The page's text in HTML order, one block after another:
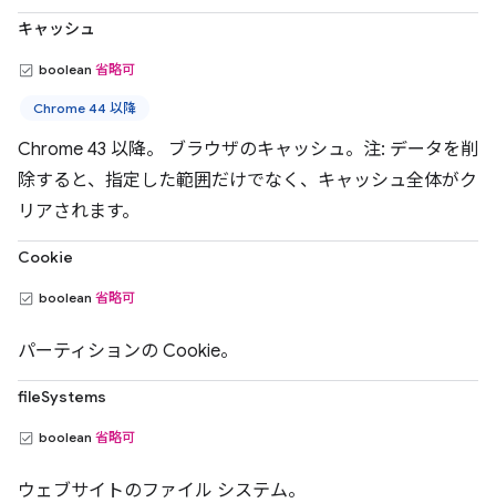
キャッシュ
boolean 省略可
Chrome 44 以降
Chrome 43 以降。 ブラウザのキャッシュ。注: データを削
除すると、指定した範囲だけでなく、キャッシュ全体がク
リアされます。
Cookie
boolean 省略可
パーティションの Cookie。
fileSystems
boolean 省略可
ウェブサイトのファイル システム。